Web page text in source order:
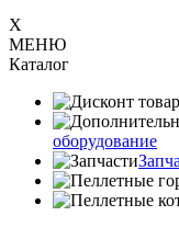
X
МЕНЮ
Каталог
оборудование